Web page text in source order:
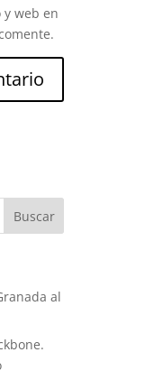
web en
al